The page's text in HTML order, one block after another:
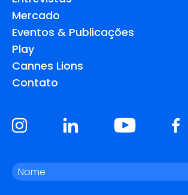
Mercado
Eventos & Publicações
Play
Cannes Lions
Contato